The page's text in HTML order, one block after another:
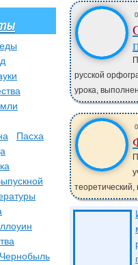
Основные
русской
урока,
теоретический,
Пасха
Чернобыль